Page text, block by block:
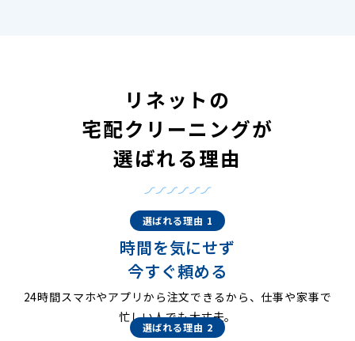
リネットの
宅配クリーニングが
選ばれる理由
選ばれる理由 1
時間を気にせず
今すぐ頼める
24時間スマホやアプリから注文できるから、仕事や家事で
忙しい人でも大丈夫。
選ばれる理由 2